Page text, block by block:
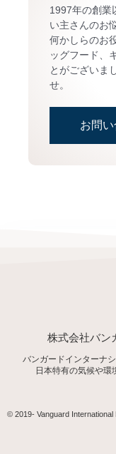
1997年の創業
い主さんのお
何かしらのお
ッグフード、
とがございま
せ。
お問
株式会社バン
バンガードインターナ
日本特有の気候や環
© 2019- Vanguard International